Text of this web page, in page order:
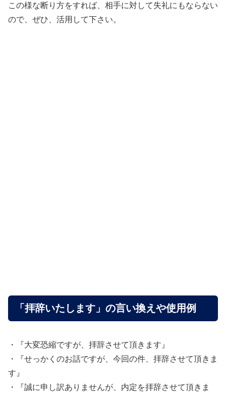
この様な断り方をすれば、相手に対して失礼にもならない
ので、ぜひ、活用して下さい。
「拝辞いたします」の言い換えや使用例
・『大変恐縮ですが、拝辞させて頂きます』
・『せっかくのお話ですが、今回の件、拝辞させて頂きま
す』
・『誠に申し訳ありませんが、内定を拝辞させて頂きま